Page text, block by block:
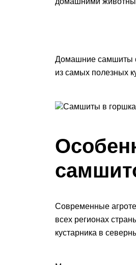
Домашние самшиты
из самых полезных
Самшиты в
Современные
всех регионах
кустарника в